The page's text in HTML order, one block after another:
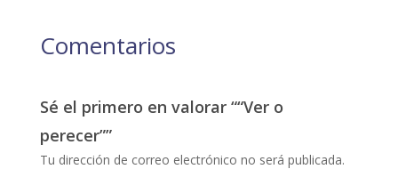
Comentarios
Sé el primero en valorar ““Ver o
perecer””
Tu dirección de correo electrónico no será publicada.